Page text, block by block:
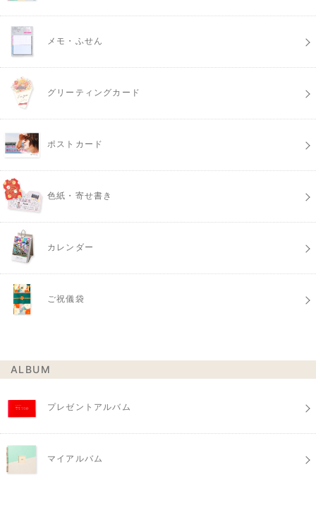
メモ・ふせん
グリーティングカード
ポストカード
色紙・寄せ書き
カレンダー
ご祝儀袋
ALBUM
プレゼントアルバム
マイアルバム